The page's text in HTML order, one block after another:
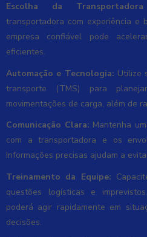
Escolha da
transportadora com experiência e
empresa confiável pode
eficientes.
Automação e Tecnologia: Utilize
transporte (TMS) para
movimentações de carga, além de
Comunicação Clara: Mantenha
com a transportadora e os
Informações precisas ajudam a
Treinamento da Equipe:
questões logísticas e
poderá agir rapidamente em
decisões.